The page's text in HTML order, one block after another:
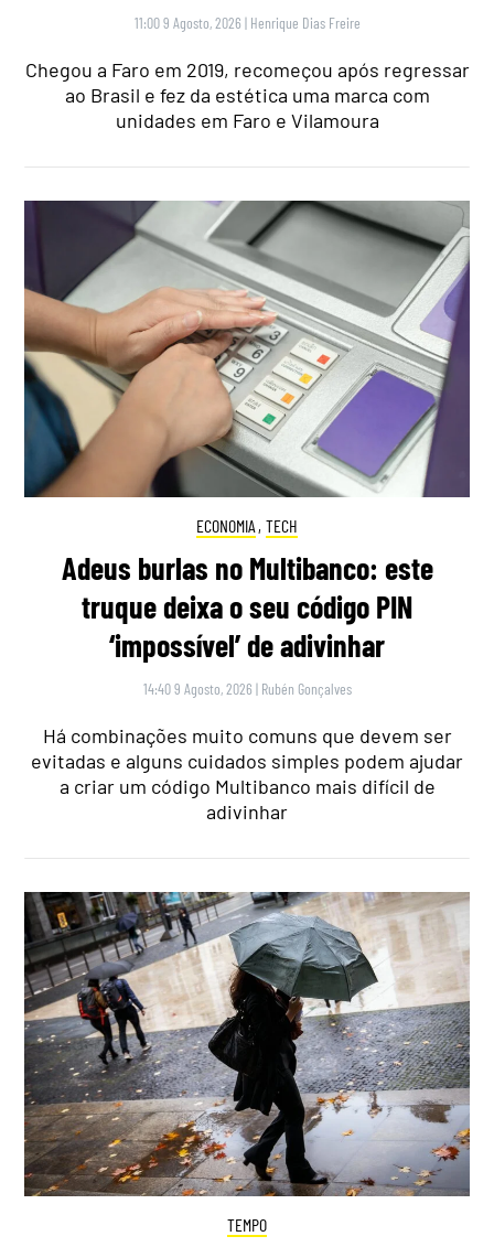
11:00 9 Agosto, 2026 | Henrique Dias Freire
Chegou a Faro em 2019, recomeçou após regressar
ao Brasil e fez da estética uma marca com
unidades em Faro e Vilamoura
ECONOMIA , TECH
Adeus burlas no Multibanco: este
truque deixa o seu código PIN
‘impossível’ de adivinhar
14:40 9 Agosto, 2026 | Rubén Gonçalves
Há combinações muito comuns que devem ser
evitadas e alguns cuidados simples podem ajudar
a criar um código Multibanco mais difícil de
adivinhar
TEMPO